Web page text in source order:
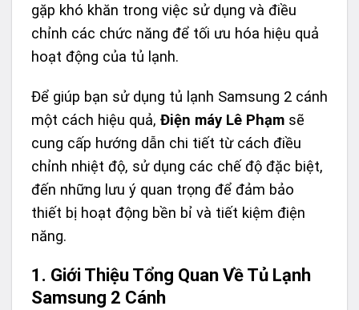
gặp khó khăn trong việc sử dụng và điều
chỉnh các chức năng để tối ưu hóa hiệu quả
hoạt động của tủ lạnh.
Để giúp bạn sử dụng tủ lạnh Samsung 2 cánh
một cách hiệu quả, Điện máy Lê Phạm sẽ
cung cấp hướng dẫn chi tiết từ cách điều
chỉnh nhiệt độ, sử dụng các chế độ đặc biệt,
đến những lưu ý quan trọng để đảm bảo
thiết bị hoạt động bền bỉ và tiết kiệm điện
năng.
1. Giới Thiệu Tổng Quan Về Tủ Lạnh
Samsung 2 Cánh